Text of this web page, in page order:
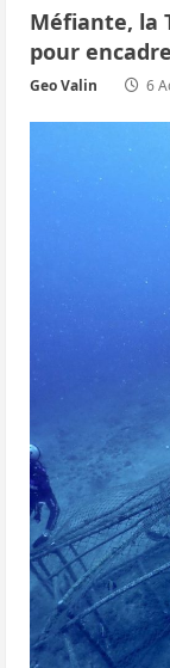
a
r
t
Méfiante, la
pour
Geo Valin 6